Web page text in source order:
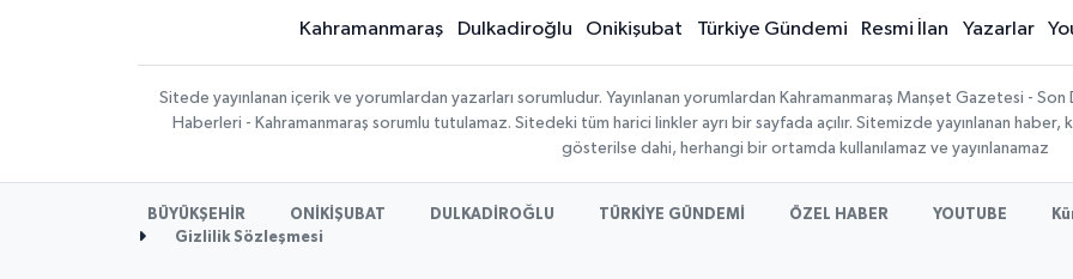
Kahramanmaraş Dulkadiroğlu Onikişubat Türkiye Gündemi Resmi İlan Yazarlar
Sitede yayınlanan içerik ve yorumlardan yazarları sorumludur. Yayınlanan yorumlardan Kahramanmaraş Manşet Gazetesi -
Haberleri - Kahramanmaraş sorumlu tutulamaz. Sitedeki tüm harici linkler ayrı bir sayfada açılır. Sitemizde yayınlanan haber,
gösterilse dahi, herhangi bir ortamda kullanılamaz ve yayınlanamaz
BÜYÜKŞEHİR ONİKİŞUBAT DULKADİROĞLU TÜRKİYE GÜNDEMİ ÖZEL HABER YOUTUBE
Gizlilik Sözleşmesi